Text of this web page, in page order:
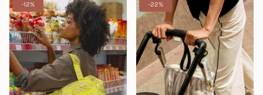
-12% -22%